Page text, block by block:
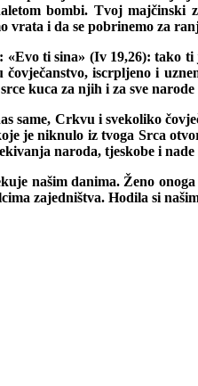
bombi. Tvoj
vrata i da se pobrinemo za
ti sina» (Iv 19,26): tako
iscrpljeno i
kuca za njih i za sve
same, Crkvu i svekoliko
je niknulo iz tvoga Srca
naroda, tjeskobe i nade
našim danima. Ženo
zajedništva. Hodila si